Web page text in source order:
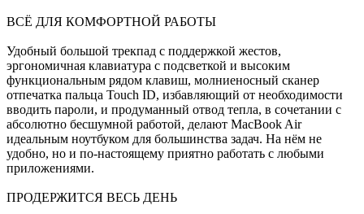
ВСЁ ДЛЯ КОМФОРТНОЙ РАБОТЫ
Удобный большой трекпад с поддержкой жестов,
эргономичная клавиатура с подсветкой и высоким
функциональным рядом клавиш, молниеносный сканер
отпечатка пальца Touch ID, избавляющий от необходимости
вводить пароли, и продуманный отвод тепла, в сочетании с
абсолютно бесшумной работой, делают MacBook Air
идеальным ноутбуком для большинства задач. На нём не
удобно, но и по-настоящему приятно работать с любыми
приложениями.
ПРОДЕРЖИТСЯ ВЕСЬ ДЕНЬ